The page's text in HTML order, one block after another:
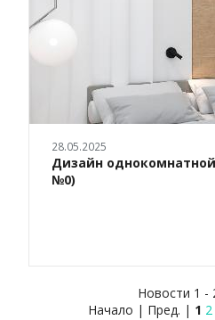
28.05.2025
Дизайн
№0)
Новости 1 -
Начало | Пред. | 1 2